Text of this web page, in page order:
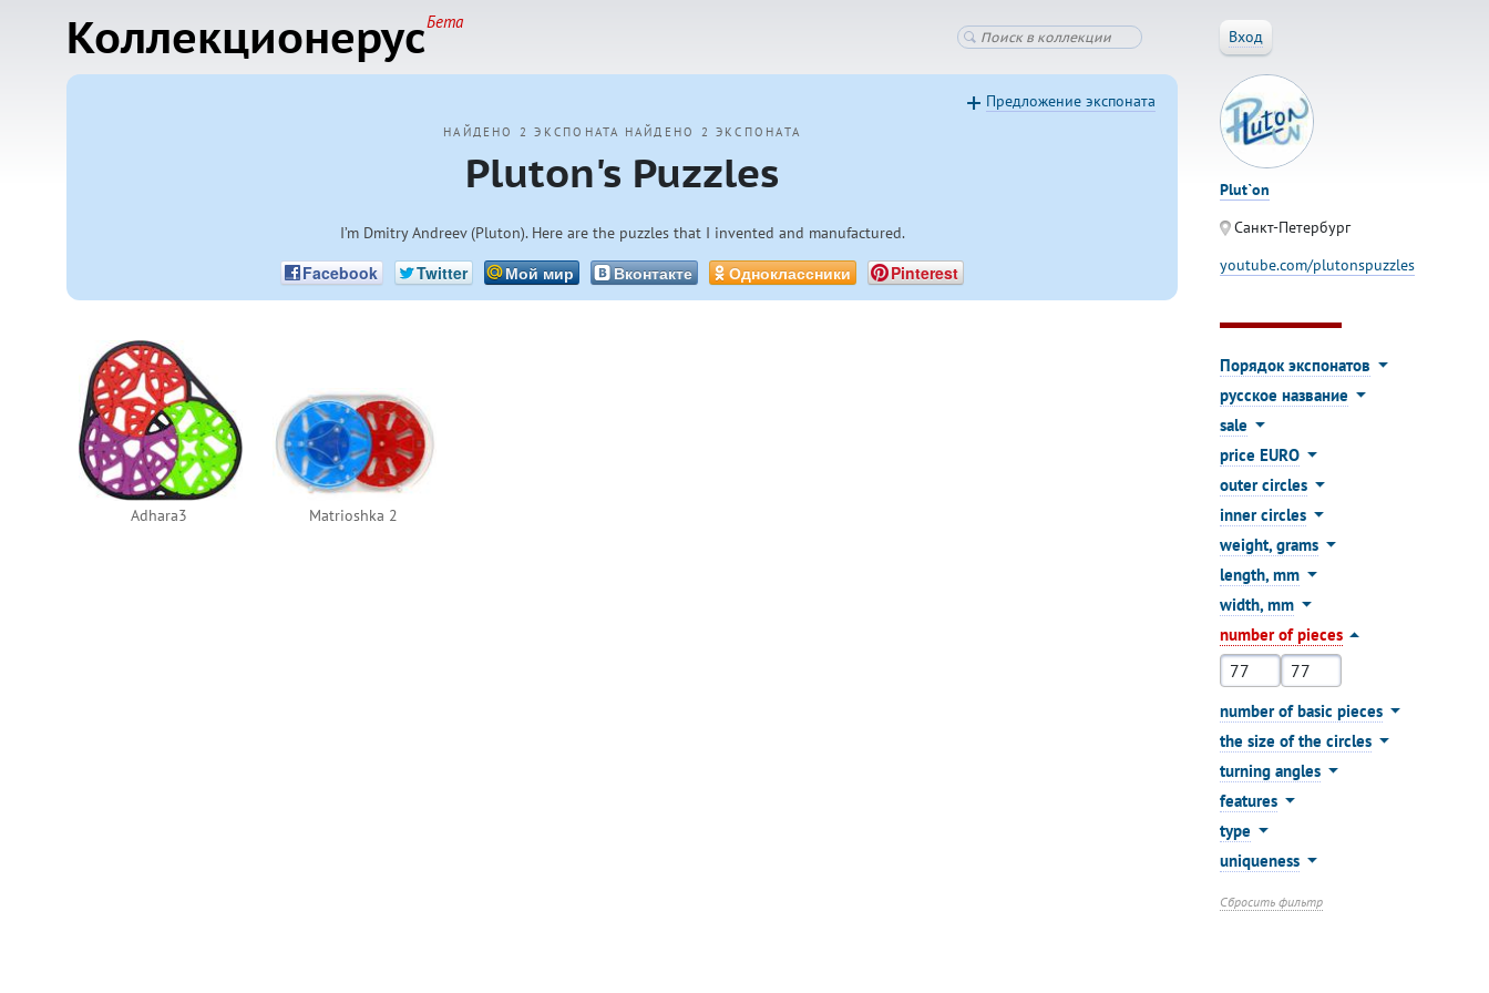
КоллекционерусБета
Вход
НАЙДЕНО 2 ЭКСПОНАТА НАЙДЕНО 2 ЭКСПОНАТА
Pluton's Puzzles
I’m Dmitry Andreev (Pluton). Here are the puzzles that I invented and manufactured.
Facebook Twitter Мой мир Вконтакте Одноклассники Pinterest
Предложение экспоната
Plut`on
Санкт-Петербург
youtube.com/plutonspuzzles
Adhara3 Matrioshka 2
Порядок экспонатов
русское название
sale
price EURO
outer circles
inner circles
weight, grams
length, mm
width, mm
number of pieces
number of basic pieces
the size of the circles
turning angles
features
type
uniqueness
Сбросить фильтр